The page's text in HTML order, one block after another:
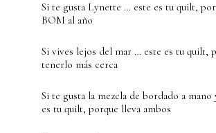
Si te gusta Lynette … este es tu quilt,
BOM al año
Si vives lejos del mar … este es tu quilt,
tenerlo más cerca
Si te gusta la mezcla de bordado a
es tu quilt, porque lleva ambos